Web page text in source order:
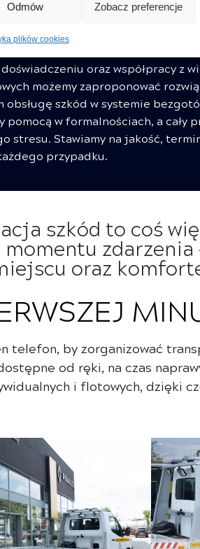
Odmów Zobacz preferencje
plików cookies
szkód w Grupie Adamowscy to
po odbiór naprawionego
pełni transparentnie, dbając o
oraz współpracy z
możemy zaproponować
obsługę szkód w systemie
pomocą w formalnościach, a
stresu. Stawiamy na jakość,
przypadku.
szkód to coś
zdarzenia
oraz
telefon, by zorganizować
od ręki, na czas
i flotowych, dzięki